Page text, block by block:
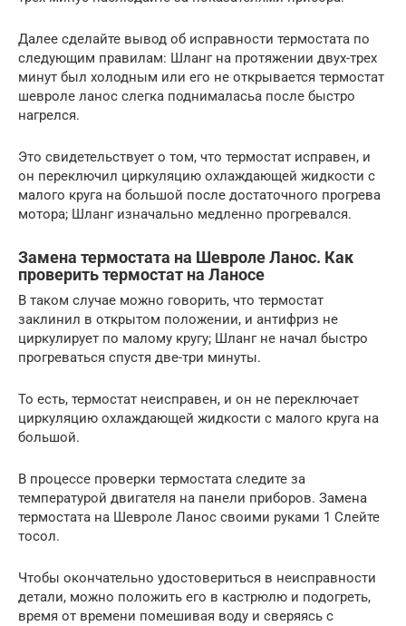
Далее сделайте вывод об исправности термостата по
следующим правилам: Шланг на протяжении двух-трех
минут был холодным или его не открывается термостат
шевроле ланос слегка поднималасьа после быстро
нагрелся.
Это свидетельствует о том, что термостат исправен, и
он переключил циркуляцию охлаждающей жидкости с
малого круга на большой после достаточного прогрева
мотора; Шланг изначально медленно прогревался.
Замена термостата на Шевроле Ланос. Как
проверить термостат на Ланосе
В таком случае можно говорить, что термостат
заклинил в открытом положении, и антифриз не
циркулирует по малому кругу; Шланг не начал быстро
прогреваться спустя две-три минуты.
То есть, термостат неисправен, и он не переключает
циркуляцию охлаждающей жидкости с малого круга на
большой.
В процессе проверки термостата следите за
температурой двигателя на панели приборов. Замена
термостата на Шевроле Ланос своими руками 1 Слейте
тосол.
Чтобы окончательно удостовериться в неисправности
детали, можно положить его в кастрюлю и подогреть,
время от времени помешивая воду и сверяясь с